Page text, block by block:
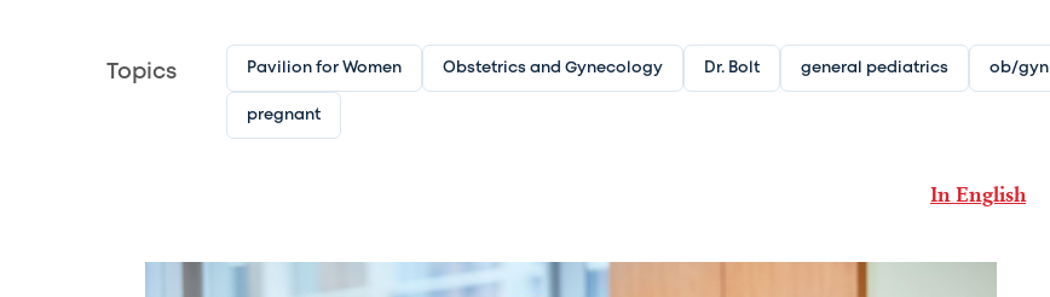
Topics Pavilion for Women Obstetrics and Gynecology Dr. Bolt general pediatrics ob/gyn
pregnant
In English